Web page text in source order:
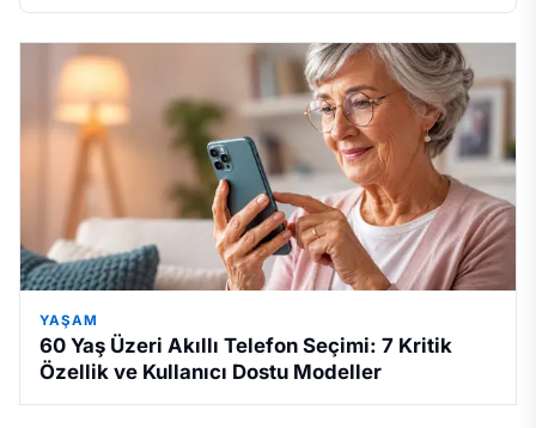
YAŞAM
60 Yaş Üzeri Akıllı Telefon Seçimi: 7 Kritik
Özellik ve Kullanıcı Dostu Modeller